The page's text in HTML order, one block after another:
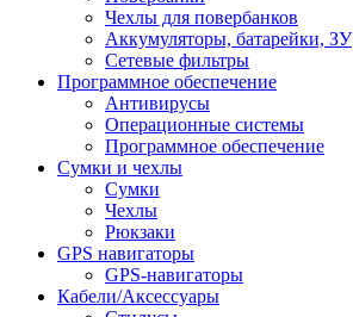
Чехлы для повербанков
Аккумуляторы, батарейки, ЗУ
Сетевые фильтры
Программное обеспечение
Антивирусы
Операционные системы
Программное обеспечение
Сумки и чехлы
Сумки
Чехлы
Рюкзаки
GPS навигаторы
GPS-навигаторы
Кабели/Аксессуары